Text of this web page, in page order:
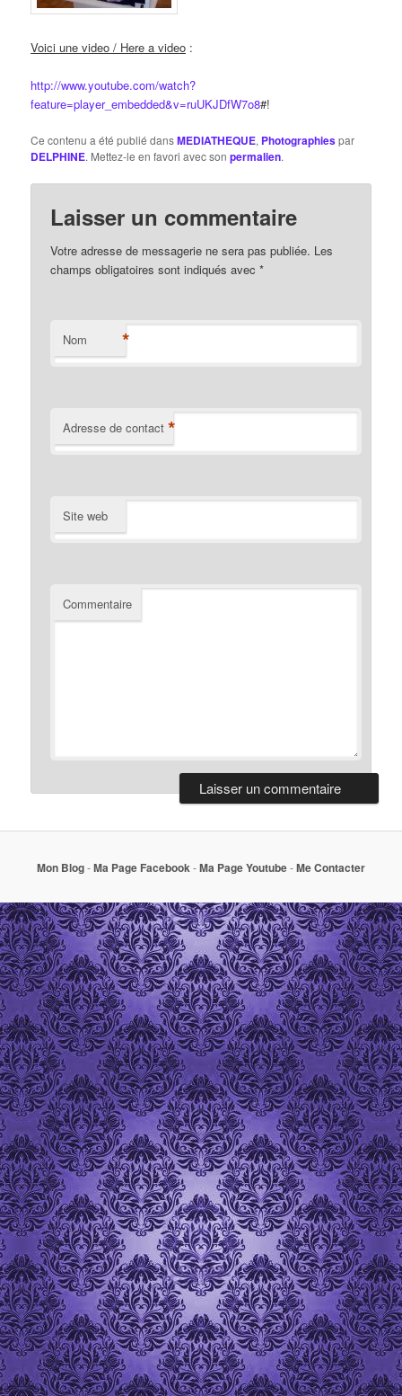
Voici une video / Here a video :
http://www.youtube.com/watch?
feature=player_embedded&v=ruUKJDfW7o8#!
Ce contenu a été publié dansMEDIATHEQUE, Photographiespar
DELPHINE. Mettez-le en favori avec sonpermalien.
Laisser un commentaire
Votre adresse de messagerie ne sera pas publiée. Les
champs obligatoires sont indiqués avec*
Nom *
Adresse de contact *
Site web
Commentaire
Mon Blog-Ma Page Facebook-Ma Page Youtube-Me Contacter